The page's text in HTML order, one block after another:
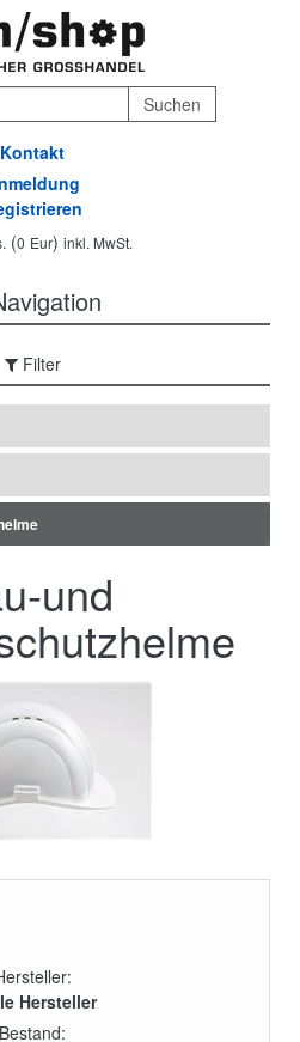
Kontakt
(0 Eur) inkl. MwSt.
Filter
und
Hersteller
Bestand: